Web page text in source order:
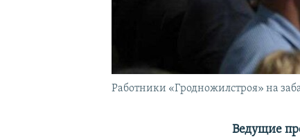
Работники «Гродножилстроя» на
Ведущие